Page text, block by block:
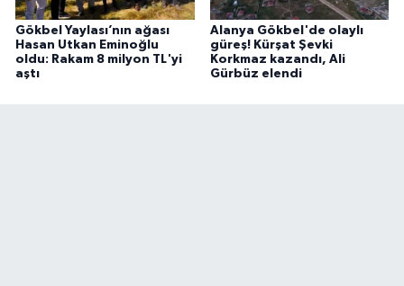
Gökbel Yaylası’nın ağası
Hasan Utkan Eminoğlu
oldu: Rakam 8 milyon TL'yi
aştı
Alanya Gökbel'de olaylı
güreş! Kürşat Şevki
Korkmaz kazandı, Ali
Gürbüz elendi